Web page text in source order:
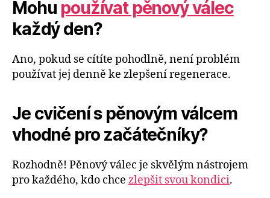
Mohu používat pěnový válec
každý den?
Ano, pokud se cítíte pohodlně, není problém
používat jej denně ke zlepšení regenerace.
Je cvičení s pěnovým válcem
vhodné pro začátečníky?
Rozhodně! Pěnový válec je skvělým nástrojem
pro každého, kdo chce zlepšit svou kondici.